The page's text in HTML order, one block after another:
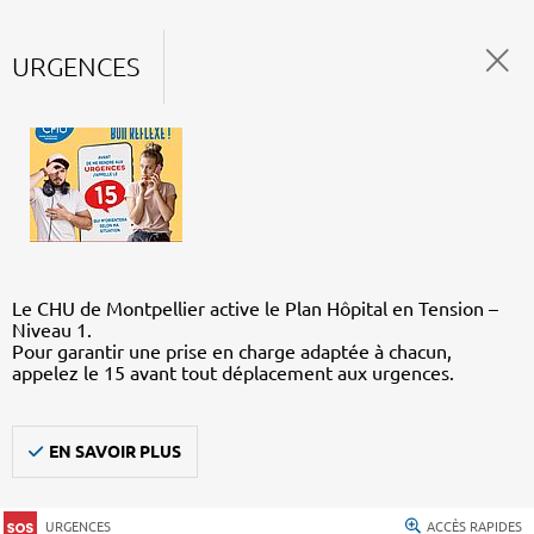
URGENCES
Le CHU de Montpellier active le Plan Hôpital en Tension –
Niveau 1.
Pour garantir une prise en charge adaptée à chacun,
appelez le 15 avant tout déplacement aux urgences.
EN SAVOIR PLUS
URGENCES ACCÈS RAPIDES